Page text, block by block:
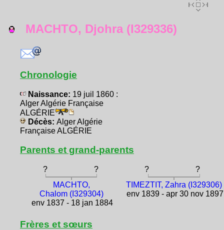
MACHTO, Djohra (I329336)
Chronologie
Naissance: 19 juil 1860 :
Alger Algérie Française
ALGÉRIE
Décès: Alger Algérie
Française ALGÉRIE
Parents et grand-parents
? ? ?
?
MACHTO,
Chalom (I329304)
env 1837 - 18 jan 1884
TIMEZTIT, Zahra (I329306)
env 1839 - apr 30 nov 1897
Frères et sœurs